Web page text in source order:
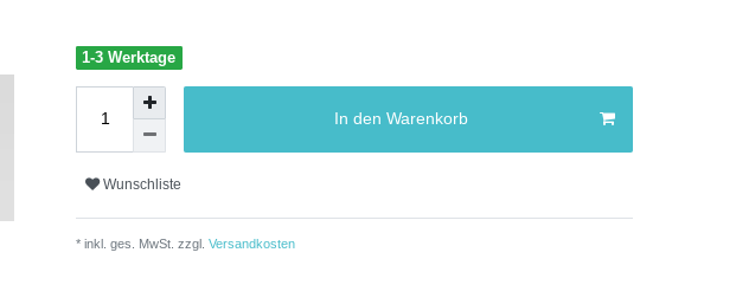
1-3 Werktage
In den Warenkorb
Wunschliste
* inkl. ges. MwSt. zzgl. Versandkosten